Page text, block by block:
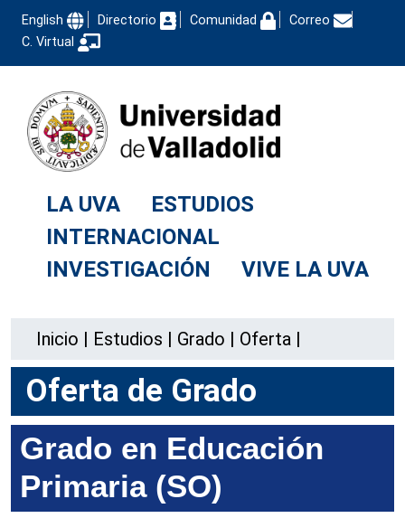
English Directorio Comunidad
Correo
C. Virtual
LA UVA
ESTUDIOS
INTERNACIONAL
INVESTIGACIÓN
VIVE LA UVA
Inicio | Estudios | Grado | Oferta |
Oferta de Grado
Grado en Educación
Primaria (SO)